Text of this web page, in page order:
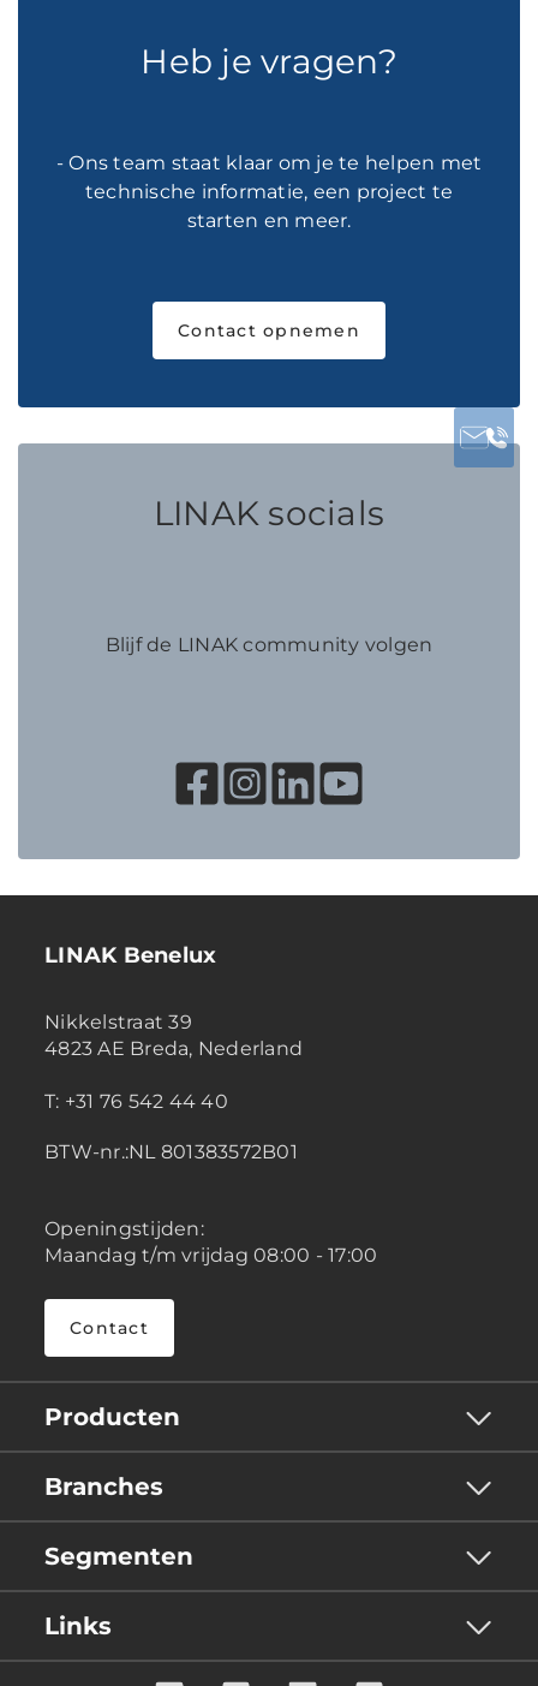
Heb je vragen?
- Ons team staat klaar om je te helpen met
technische informatie, een project te
starten en meer.
Contact opnemen
LINAK socials
Blijf de LINAK community volgen
LINAK Benelux
Nikkelstraat 39
4823 AE Breda, Nederland
T: +31 76 542 44 40
BTW-nr.:NL 801383572B01
Openingstijden:
Maandag t/m vrijdag 08:00 - 17:00
Contact
Producten
Branches
Segmenten
Links